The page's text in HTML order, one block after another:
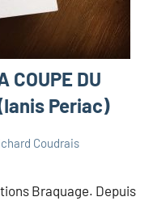
COUPE DU
Periac)
Coudrais
Braquage. Depuis